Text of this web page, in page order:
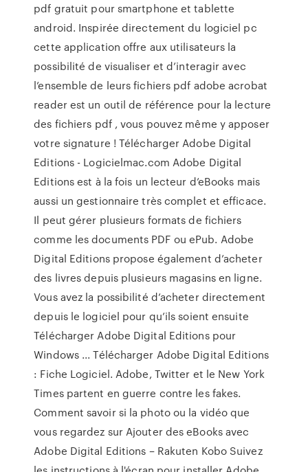
pdf gratuit pour smartphone et tablette
android. Inspirée directement du logiciel pc
cette application offre aux utilisateurs la
possibilité de visualiser et d’interagir avec
l’ensemble de leurs fichiers pdf adobe acrobat
reader est un outil de référence pour la lecture
des fichiers pdf , vous pouvez même y apposer
votre signature ! Télécharger Adobe Digital
Editions - Logicielmac.com Adobe Digital
Editions est à la fois un lecteur d’eBooks mais
aussi un gestionnaire très complet et efficace.
Il peut gérer plusieurs formats de fichiers
comme les documents PDF ou ePub. Adobe
Digital Editions propose également d’acheter
des livres depuis plusieurs magasins en ligne.
Vous avez la possibilité d’acheter directement
depuis le logiciel pour qu’ils soient ensuite
Télécharger Adobe Digital Editions pour
Windows ... Télécharger Adobe Digital Editions
: Fiche Logiciel. Adobe, Twitter et le New York
Times partent en guerre contre les fakes.
Comment savoir si la photo ou la vidéo que
vous regardez sur Ajouter des eBooks avec
Adobe Digital Editions – Rakuten Kobo Suivez